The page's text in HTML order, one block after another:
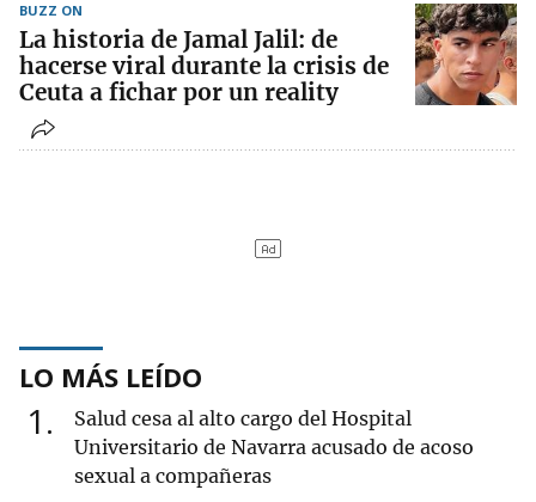
BUZZ ON
La historia de Jamal Jalil: de
hacerse viral durante la crisis de
Ceuta a fichar por un reality
LO MÁS LEÍDO
1
Salud cesa al alto cargo del Hospital
Universitario de Navarra acusado de acoso
sexual a compañeras